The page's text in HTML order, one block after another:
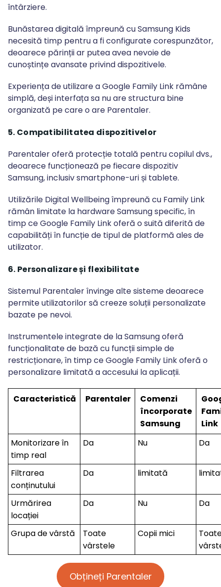
întârziere.
Bunăstarea digitală împreună cu Samsung Kids
necesită timp pentru a fi configurate corespunzător,
deoarece părinții ar putea avea nevoie de
cunoștințe avansate privind dispozitivele.
Experiența de utilizare a Google Family Link rămâne
simplă, deși interfața sa nu are structura bine
organizată pe care o are Parentaler.
5. Compatibilitatea dispozitivelor
Parentaler oferă protecție totală pentru copilul dvs.,
deoarece funcționează pe fiecare dispozitiv
Samsung, inclusiv smartphone-uri și tablete.
Utilizările Digital Wellbeing împreună cu Family Link
rămân limitate la hardware Samsung specific, în
timp ce Google Family Link oferă o suită diferită de
capabilități în funcție de tipul de platformă ales de
utilizator.
6. Personalizare și flexibilitate
Sistemul Parentaler învinge alte sisteme deoarece
permite utilizatorilor să creeze soluții personalizate
bazate pe nevoi.
Instrumentele integrate de la Samsung oferă
funcționalitate de bază cu funcții simple de
restricționare, în timp ce Google Family Link oferă o
personalizare limitată a accesului la aplicații.
Caracteristică Parentaler
Comenzi
încorporate
Samsung
Link
Monitorizare în
timp real
Da Nu Da
Filtrarea
conținutului
Da limitată
Urmărirea
locației
Da Nu Da
Grupa de vârstă
Toate
vârstele
Copii mici
Obțineți Parentaler